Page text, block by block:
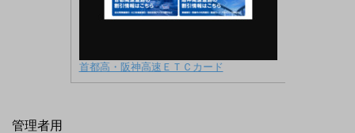
首都高・阪神高速ＥＴＣカード
管理者用